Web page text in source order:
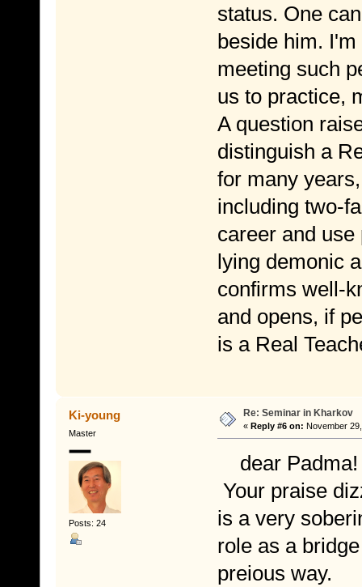
status. One
beside him.
meeting such
us to practice,
A question
distinguish a
for many
including two-
career and
lying demonic
confirms well-
and opens, if
is a Real
Ki-young
Master
Posts: 24
Re: Seminar in Kharkov
« Reply #6 on: November
dear Padma!
Your praise
is a very
role as a
preious way.